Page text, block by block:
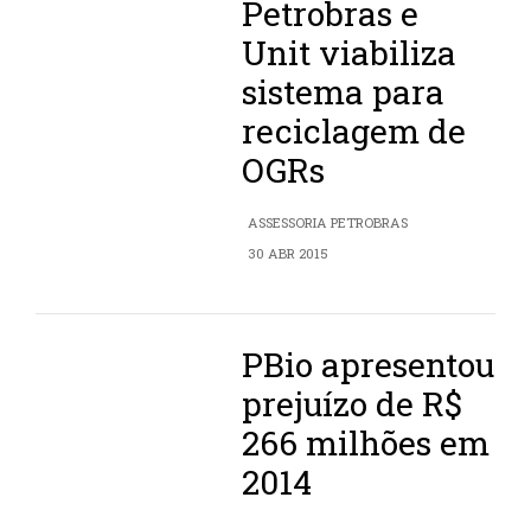
Petrobras e
Unit viabiliza
sistema para
reciclagem de
OGRs
ASSESSORIA PETROBRAS
30 ABR 2015
PBio apresentou
prejuízo de R$
266 milhões em
2014